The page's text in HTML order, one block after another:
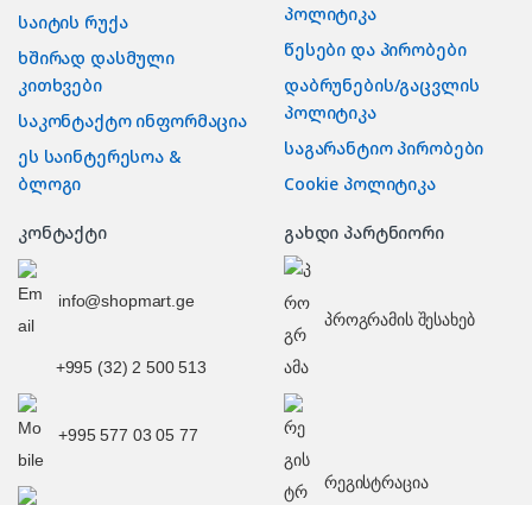
საიტის რუქა
ხშირად დასმული
კითხვები
საკონტაქტო ინფორმაცია
ეს საინტერესოა &
ბლოგი
პოლიტიკა
წესები და პირობები
დაბრუნების/გაცვლის
პოლიტიკა
საგარანტიო პირობები
Cookie პოლიტიკა
კონტაქტი
info@shopmart.ge
+995 (32) 2 500 513
+995 577 03 05 77
გახდი პარტნიორი
პროგრამის შესახებ
რეგისტრაცია